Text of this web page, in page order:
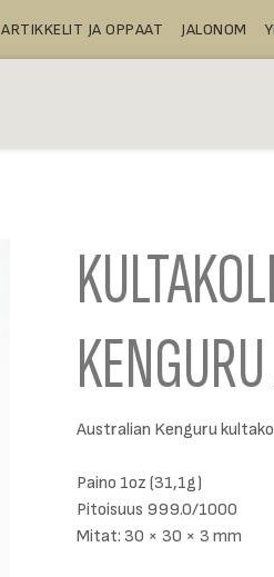
ARTIKKELIT JA OPPAAT JALONOM
Australian Kenguru
Paino 1oz (31,1g)
Pitoisuus 999.0/1000
Mitat: 30 × 30 × 3 mm